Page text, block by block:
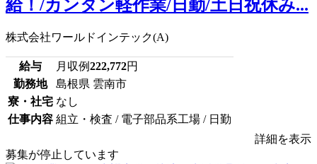
給！/カンタン軽作業/日勤/土日祝休み...
株式会社ワールドインテック(A)
給与 月収例222,772円
勤務地
島根県 雲南市
寮・社宅 なし
仕事内容 組立・検査 / 電子部品系工場 / 日勤
詳細を表示
募集が停止しています